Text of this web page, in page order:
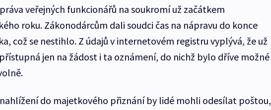
veřejných funkcionářů na soukromí už začátkem
roku. Zákonodárcům dali soudci čas na nápravu do konce
což se nestihlo. Z údajů v internetovém registru vyplývá, že už
jen na žádost i ta oznámení, do nichž bylo dříve možné
do majetkového přiznání by lidé mohli odesílat poštou,